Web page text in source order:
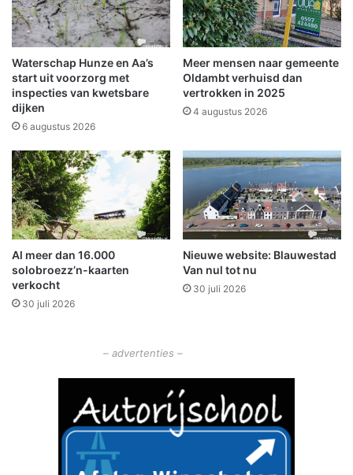
e
E
u
r
o
p
e
s
a
w
a
r
d
v
a
n
C
e
a
k
e
n
?
D
e
b
b
l
i
o
t
h
e
e
k
h
Waterschap Hunze en Aa’s
start uit voorzorg met
inspecties van kwetsbare
dijken
6 augustus 2026
Meer mensen naar gemeente
Oldambt verhuisd dan
vertrokken in 2025
4 augustus 2026
Al meer dan 16.000
solobroezz’n-kaarten
verkocht
30 juli 2026
Nieuwe website: Blauwestad
Van nul tot nu
30 juli 2026
– advertenties –